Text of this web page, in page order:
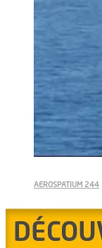
AEROSPATIUM 244